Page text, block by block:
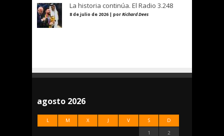
La historia continúa. El Radio 3.248
8 de julio de 2026 | porRichard Dees
agosto 2026
L M X J V S D
1
2